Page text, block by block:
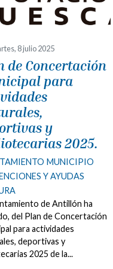
8 julio 2025
de Concertación
para
y
2025.
MUNICIPIO
Y AYUDAS
de Antillón ha
del Plan de Concertación
para actividades
deportivas y
2025 de la...